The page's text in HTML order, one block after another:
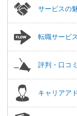
サービスの
転職サービ
評判・口コミ
キャリアア